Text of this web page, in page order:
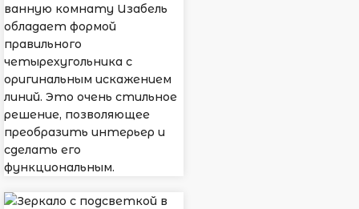
ванную комнату Изабель
обладает формой
правильного
четырехугольника с
оригинальным искажением
линий. Это очень стильное
решение, позволяющее
преобразить интерьер и
сделать его
функциональным.